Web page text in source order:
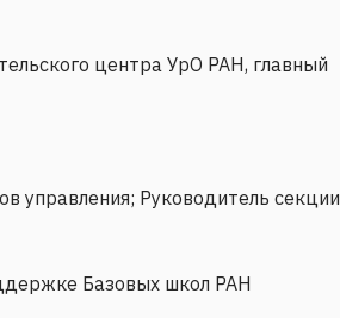
центра УрО РАН, главный
управления; Руководитель секции
Базовых школ РАН